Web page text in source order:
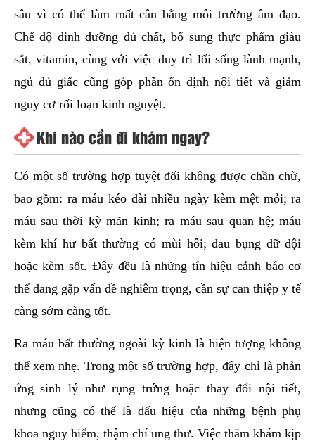
sâu vì có thể làm mất cân bằng môi trường âm đạo.
Chế độ dinh dưỡng đủ chất, bổ sung thực phẩm giàu
sắt, vitamin, cùng với việc duy trì lối sống lành mạnh,
ngủ đủ giấc cũng góp phần ổn định nội tiết và giảm
nguy cơ rối loạn kinh nguyệt.
Khi nào cần đi khám ngay?
Có một số trường hợp tuyệt đối không được chần chừ,
bao gồm: ra máu kéo dài nhiều ngày kèm mệt mỏi; ra
máu sau thời kỳ mãn kinh; ra máu sau quan hệ; máu
kèm khí hư bất thường có mùi hôi; đau bụng dữ dội
hoặc kèm sốt. Đây đều là những tín hiệu cảnh báo cơ
thể đang gặp vấn đề nghiêm trọng, cần sự can thiệp y tế
càng sớm càng tốt.
Ra máu bất thường ngoài kỳ kinh là hiện tượng không
thể xem nhẹ. Trong một số trường hợp, đây chỉ là phản
ứng sinh lý như rụng trứng hoặc thay đổi nội tiết,
nhưng cũng có thể là dấu hiệu của những bệnh phụ
khoa nguy hiểm, thậm chí ung thư. Việc thăm khám kịp